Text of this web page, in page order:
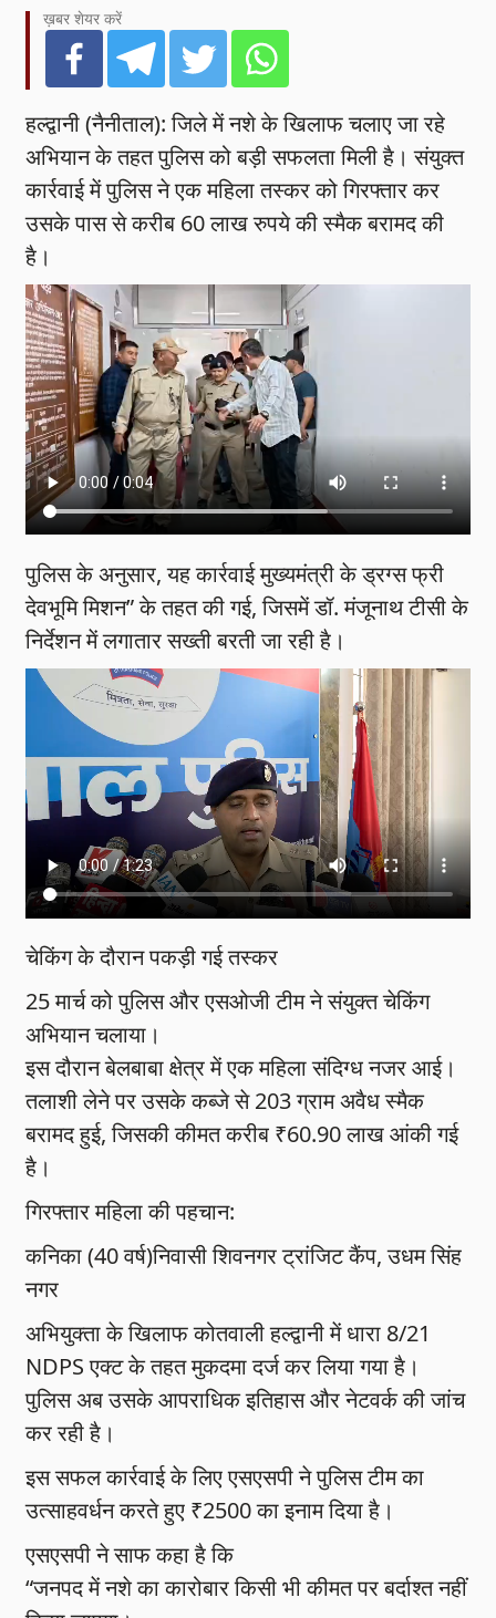
ख़बर शेयर करें
हल्द्वानी (नैनीताल): जिले में नशे के खिलाफ चलाए जा रहे
अभियान के तहत पुलिस को बड़ी सफलता मिली है। संयुक्त
कार्रवाई में पुलिस ने एक महिला तस्कर को गिरफ्तार कर
उसके पास से करीब 60 लाख रुपये की स्मैक बरामद की
है।
पुलिस के अनुसार, यह कार्रवाई मुख्यमंत्री के ड्रग्स फ्री
देवभूमि मिशन” के तहत की गई, जिसमें डॉ. मंजूनाथ टीसी के
निर्देशन में लगातार सख्ती बरती जा रही है।
चेकिंग के दौरान पकड़ी गई तस्कर
25 मार्च को पुलिस और एसओजी टीम ने संयुक्त चेकिंग
अभियान चलाया।
इस दौरान बेलबाबा क्षेत्र में एक महिला संदिग्ध नजर आई।
तलाशी लेने पर उसके कब्जे से 203 ग्राम अवैध स्मैक
बरामद हुई, जिसकी कीमत करीब ₹60.90 लाख आंकी गई
है।
गिरफ्तार महिला की पहचान:
कनिका (40 वर्ष)निवासी शिवनगर ट्रांजिट कैंप, उधम सिंह
नगर
अभियुक्ता के खिलाफ कोतवाली हल्द्वानी में धारा 8/21
NDPS एक्ट के तहत मुकदमा दर्ज कर लिया गया है।
पुलिस अब उसके आपराधिक इतिहास और नेटवर्क की जांच
कर रही है।
इस सफल कार्रवाई के लिए एसएसपी ने पुलिस टीम का
उत्साहवर्धन करते हुए ₹2500 का इनाम दिया है।
एसएसपी ने साफ कहा है कि
“जनपद में नशे का कारोबार किसी भी कीमत पर बर्दाश्त नहीं